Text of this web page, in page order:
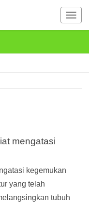
T
a
mengatasi
kegemukan
yang telah
tubuh